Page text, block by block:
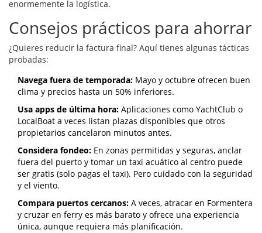
enormemente la logística.
Consejos prácticos para ahorrar
¿Quieres reducir la factura final? Aquí tienes algunas tácticas
probadas:
Navega fuera de temporada: Mayo y octubre ofrecen buen
clima y precios hasta un 50% inferiores.
Usa apps de última hora: Aplicaciones como YachtClub o
LocalBoat a veces listan plazas disponibles que otros
propietarios cancelaron minutos antes.
Considera fondeo: En zonas permitidas y seguras, anclar
fuera del puerto y tomar un taxi acuático al centro puede
ser gratis (solo pagas el taxi). Pero cuidado con la seguridad
y el viento.
Compara puertos cercanos: A veces, atracar en Formentera
y cruzar en ferry es más barato y ofrece una experiencia
única, aunque requiera más planificación.